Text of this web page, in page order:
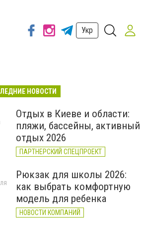
Укр
НОВОСТИ
Отдых в Киеве и области:
пляжи, бассейны, активный
отдых 2026
ПАРТНЕРСКИЙ СПЕЦПРОЕКТ
Рюкзак для школы 2026:
как выбрать комфортную
модель для ребенка
НОВОСТИ КОМПАНИЙ